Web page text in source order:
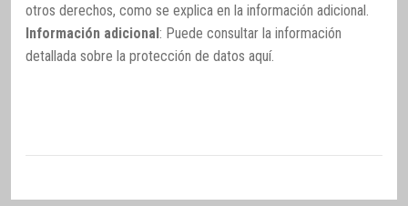
otros derechos, como se explica en la información adicional.
Información adicional : Puede consultar la información
detallada sobre la protección de datos aquí.